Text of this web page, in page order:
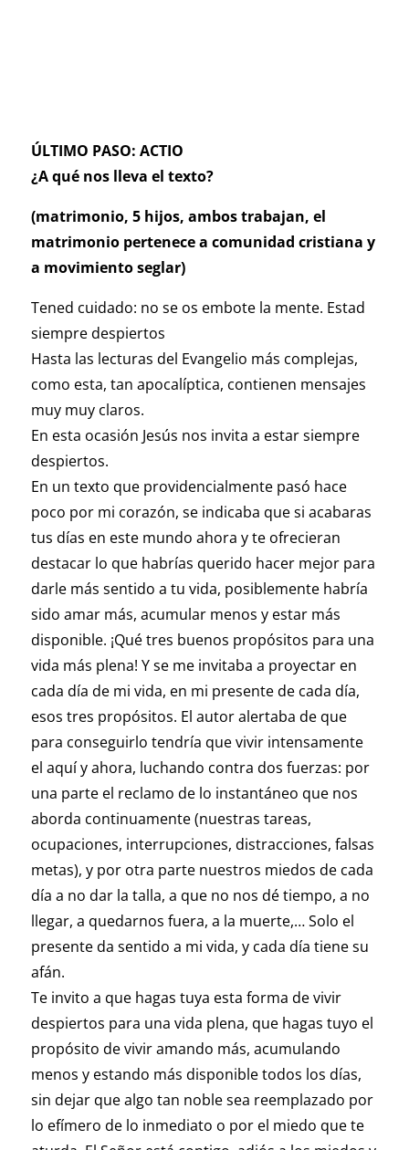
ÚLTIMO PASO: ACTIO
¿A qué nos lleva el texto?
(matrimonio, 5 hijos, ambos trabajan, el
matrimonio pertenece a comunidad cristiana y
a movimiento seglar)
Tened cuidado: no se os embote la mente. Estad
siempre despiertos
Hasta las lecturas del Evangelio más complejas,
como esta, tan apocalíptica, contienen mensajes
muy muy claros.
En esta ocasión Jesús nos invita a estar siempre
despiertos.
En un texto que providencialmente pasó hace
poco por mi corazón, se indicaba que si acabaras
tus días en este mundo ahora y te ofrecieran
destacar lo que habrías querido hacer mejor para
darle más sentido a tu vida, posiblemente habría
sido amar más, acumular menos y estar más
disponible. ¡Qué tres buenos propósitos para una
vida más plena! Y se me invitaba a proyectar en
cada día de mi vida, en mi presente de cada día,
esos tres propósitos. El autor alertaba de que
para conseguirlo tendría que vivir intensamente
el aquí y ahora, luchando contra dos fuerzas: por
una parte el reclamo de lo instantáneo que nos
aborda continuamente (nuestras tareas,
ocupaciones, interrupciones, distracciones, falsas
metas), y por otra parte nuestros miedos de cada
día a no dar la talla, a que no nos dé tiempo, a no
llegar, a quedarnos fuera, a la muerte,… Solo el
presente da sentido a mi vida, y cada día tiene su
afán.
Te invito a que hagas tuya esta forma de vivir
despiertos para una vida plena, que hagas tuyo el
propósito de vivir amando más, acumulando
menos y estando más disponible todos los días,
sin dejar que algo tan noble sea reemplazado por
lo efímero de lo inmediato o por el miedo que te